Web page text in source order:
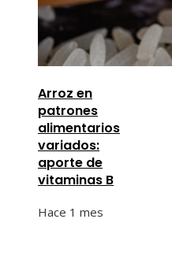
Arroz en
patrones
alimentarios
variados:
aporte de
vitaminas B
Hace 1 mes